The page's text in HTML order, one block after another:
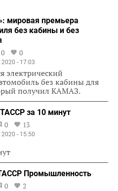
мировая премьера
без кабины и без
0 0
- 17:03
электрический
без кабины для
получил КАМАЗ.
за 10 минут
0 13
- 15:50
Промышленность
0 2